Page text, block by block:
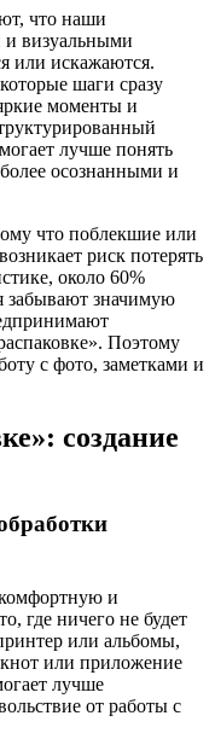
что наши
и визуальными
или искажаются.
шаги сразу
моменты и
лучше понять
осознанными и
что поблекшие или
риск потерять
около 60%
забывают значимую
Поэтому
с фото, заметками и
создание
и
где ничего не будет
или альбомы,
или приложение
лучше
от работы с